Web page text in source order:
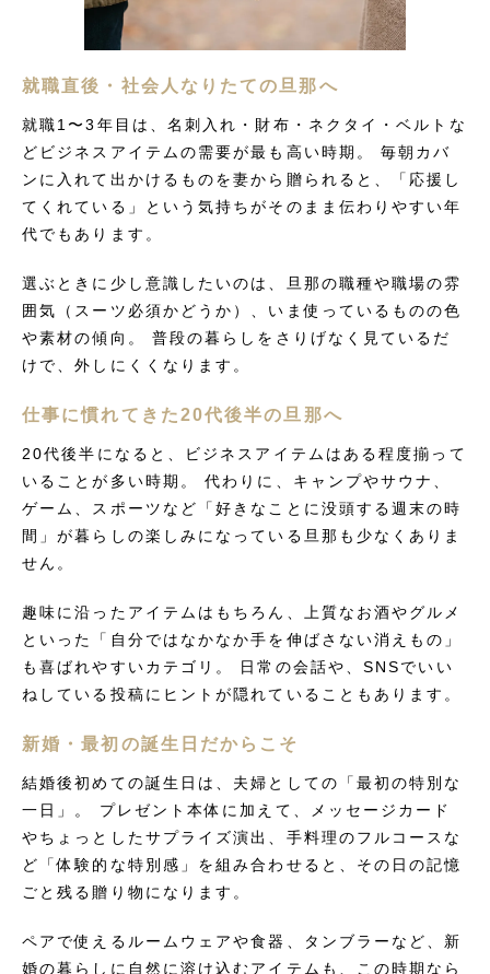
就職直後・社会人なりたての旦那へ
就職1〜3年目は、名刺入れ・財布・ネクタイ・ベルトな
どビジネスアイテムの需要が最も高い時期。 毎朝カバ
ンに入れて出かけるものを妻から贈られると、「応援し
てくれている」という気持ちがそのまま伝わりやすい年
代でもあります。
選ぶときに少し意識したいのは、旦那の職種や職場の雰
囲気（スーツ必須かどうか）、いま使っているものの色
や素材の傾向。 普段の暮らしをさりげなく見ているだ
けで、外しにくくなります。
仕事に慣れてきた20代後半の旦那へ
20代後半になると、ビジネスアイテムはある程度揃って
いることが多い時期。 代わりに、キャンプやサウナ、
ゲーム、スポーツなど「好きなことに没頭する週末の時
間」が暮らしの楽しみになっている旦那も少なくありま
せん。
趣味に沿ったアイテムはもちろん、上質なお酒やグルメ
といった「自分ではなかなか手を伸ばさない消えもの」
も喜ばれやすいカテゴリ。 日常の会話や、SNSでいい
ねしている投稿にヒントが隠れていることもあります。
新婚・最初の誕生日だからこそ
結婚後初めての誕生日は、夫婦としての「最初の特別な
一日」。 プレゼント本体に加えて、メッセージカード
やちょっとしたサプライズ演出、手料理のフルコースな
ど「体験的な特別感」を組み合わせると、その日の記憶
ごと残る贈り物になります。
ペアで使えるルームウェアや食器、タンブラーなど、新
婚の暮らしに自然に溶け込むアイテムも、この時期なら